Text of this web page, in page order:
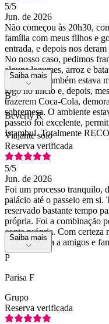
5/5
Jun. de 2026
Não começou às 20h30,
família com meus filhos e
entrada, e depois nos
No nosso caso, pedimos
alguns legumes, arroz e
da Turquia também estava
logo no início e, depois,
trazerem Coca-Cola,
sobremesa. O ambiente
passeio foi excelente,
Istambul. Totalmente
Saiba mais
B
Beverly R
Viajante solo
Reserva verificada
5/5
Jun. de 2026
Foi um processo tranquilo,
palácio até o passeio em si.
reservado bastante tempo
própria. Foi a combinação
conta própria. Com certeza
recomendaria a amigos e
Saiba mais
P
Parisa F
Grupo
Reserva verificada